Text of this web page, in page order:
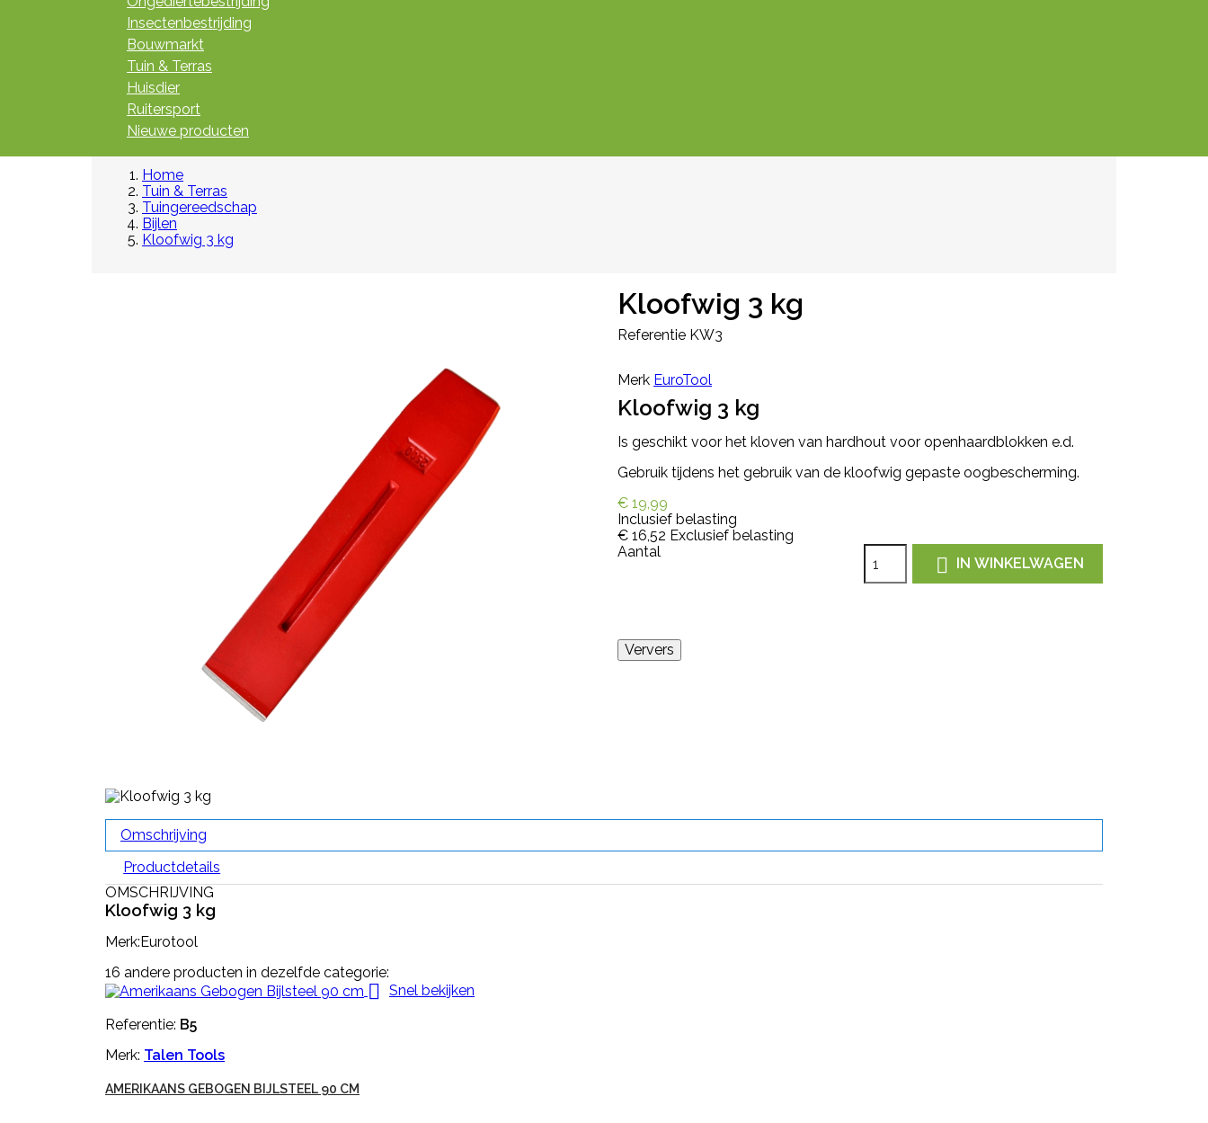
Insectenbestrijding
Bouwmarkt
Tuin & Terras
Huisdier
Ruitersport
Nieuwe producten
Home
Tuin & Terras
Tuingereedschap
Bijlen
Kloofwig 3 kg
Kloofwig 3 kg
Referentie KW3
Merk EuroTool
Kloofwig 3 kg
Is geschikt voor het kloven van hardhout voor openhaardblokken e.d.
Gebruik tijdens het gebruik van de kloofwig gepaste oogbescherming.
€ 19,99
Inclusief belasting
€ 16,52 Exclusief belasting
Aantal
 IN WINKELWAGEN
Omschrijving
Productdetails
OMSCHRIJVING
Kloofwig 3 kg
Merk:Eurotool
16 andere producten in dezelfde categorie:
 Snel bekijken
Referentie: B5
Merk: Talen Tools
AMERIKAANS GEBOGEN BIJLSTEEL 90 CM